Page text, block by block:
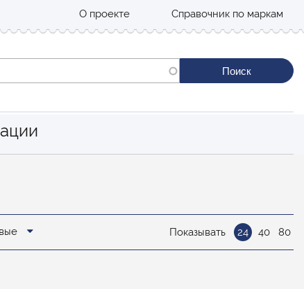
О проекте Справочник по маркам
Показывать 24 40 80